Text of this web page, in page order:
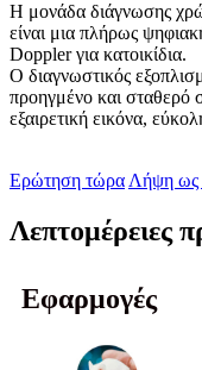
Η μονάδα διάγνωσης
είναι μια πλήρως
Doppler για κατοικίδια.
Ο διαγνωστικός
προηγμένο και σταθερό
εξαιρετική εικόνα,
Ερώτηση τώρα Λήψη ως
Λεπτομέρειες
Εφαρμογές